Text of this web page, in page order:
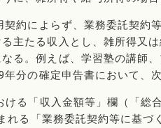
約によらず、業務委託契約
主たる収入とし、雑所得又
る。例えば、学習塾の講師
年分の確定申告書において、
る「収入金額等」欄（「総
る「業務委託契約等に基づ